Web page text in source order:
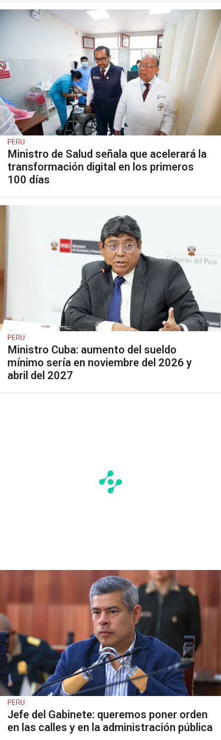
PERU
Ministro de Salud señala que acelerará la
transformación digital en los primeros
100 días
PERU
Ministro Cuba: aumento del sueldo
mínimo sería en noviembre del 2026 y
abril del 2027
PERU
Jefe del Gabinete: queremos poner orden
en las calles y en la administración pública